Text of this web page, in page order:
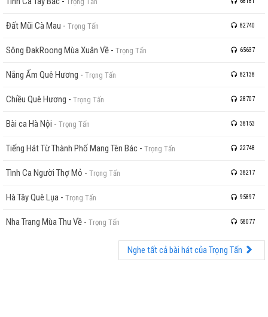
Đất Mũi Cà Mau - Trọng Tấn 82740
Sông ĐakRoong Mùa Xuân Về - Trọng Tấn 65637
Nắng Ấm Quê Hương - Trọng Tấn 82138
Chiều Quê Hương - Trọng Tấn 28707
Bài ca Hà Nội - Trọng Tấn 38153
Tiếng Hát Từ Thành Phố Mang Tên Bác - Trọng Tấn 22748
Tình Ca Người Thợ Mỏ - Trọng Tấn 38217
Hà Tây Quê Lụa - Trọng Tấn 95897
Nha Trang Mùa Thu Về - Trọng Tấn 58077
Nghe tất cả bài hát của Trọng Tấn